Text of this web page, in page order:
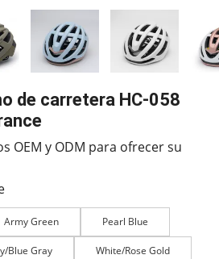
de carretera HC-058
OEM y ODM para ofrecer su
Army Green Pearl Blue
Blue Gray White/Rose Gold